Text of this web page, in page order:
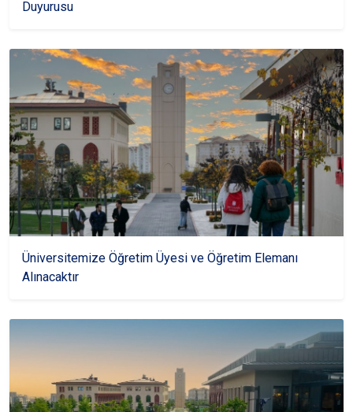
Duyurusu
Üniversitemize Öğretim Üyesi ve Öğretim Elemanı
Alınacaktır